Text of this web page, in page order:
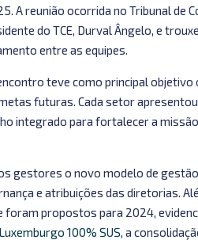
A reunião ocorrida no Tribunal de
do TCE, Durval Ângelo, e
entre as equipes.
teve como principal
futuras. Cada setor
integrado para fortalecer a
gestores o novo modelo de
e atribuições das diretorias.
propostos para 2024,
100% SUS, a